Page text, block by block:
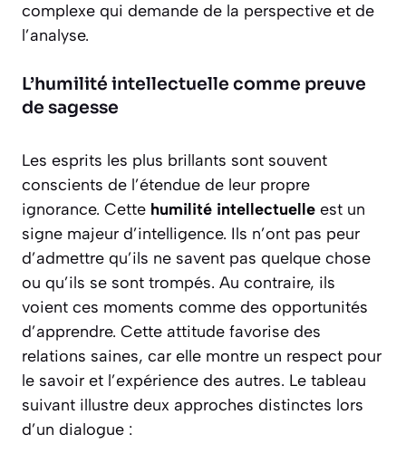
complexe qui demande de la perspective et de
l’analyse.
L’humilité intellectuelle comme preuve
de sagesse
Les esprits les plus brillants sont souvent
conscients de l’étendue de leur propre
ignorance. Cette humilité intellectuelle est un
signe majeur d’intelligence. Ils n’ont pas peur
d’admettre qu’ils ne savent pas quelque chose
ou qu’ils se sont trompés. Au contraire, ils
voient ces moments comme des opportunités
d’apprendre. Cette attitude favorise des
relations saines, car elle montre un respect pour
le savoir et l’expérience des autres. Le tableau
suivant illustre deux approches distinctes lors
d’un dialogue :